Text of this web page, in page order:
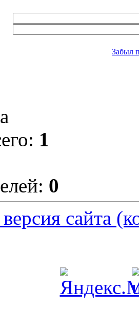
Забыл
1
0
сайта